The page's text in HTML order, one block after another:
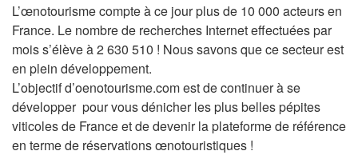
L’œnotourisme compte à ce jour plus de 10 000 acteurs en
France. Le nombre de recherches Internet effectuées par
mois s’élève à 2 630 510 ! Nous savons que ce secteur est
en plein développement.
L’objectif d’oenotourisme.com est de continuer à se
développer pour vous dénicher les plus belles pépites
viticoles de France et de devenir la plateforme de référence
en terme de réservations œnotouristiques !